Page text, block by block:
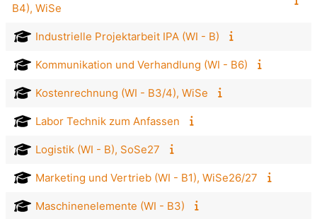
B4), WiSe
Industrielle Projektarbeit IPA (WI - B)
Kommunikation und Verhandlung (WI - B6)
Kostenrechnung (WI - B3/4), WiSe
Labor Technik zum Anfassen
Logistik (WI - B), SoSe27
Marketing und Vertrieb (WI - B1), WiSe26/27
Maschinenelemente (WI - B3)